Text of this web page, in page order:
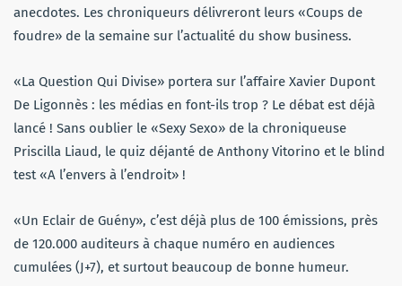
anecdotes. Les chroniqueurs délivreront leurs «Coups de
foudre» de la semaine sur l’actualité du show business.
«La Question Qui Divise» portera sur l’affaire Xavier Dupont
De Ligonnès : les médias en font-ils trop ? Le débat est déjà
lancé ! Sans oublier le «Sexy Sexo» de la chroniqueuse
Priscilla Liaud, le quiz déjanté de Anthony Vitorino et le blind
test «A l’envers à l’endroit» !
«Un Eclair de Guény», c’est déjà plus de 100 émissions, près
de 120.000 auditeurs à chaque numéro en audiences
cumulées (J+7), et surtout beaucoup de bonne humeur.